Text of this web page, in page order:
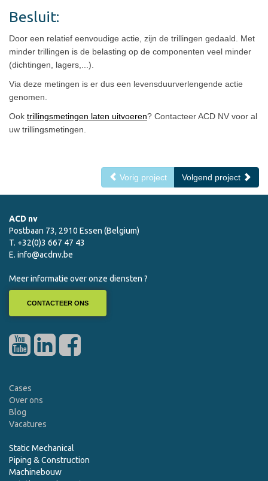
Besluit:
Door een relatief eenvoudige actie, zijn de trillingen gedaald. Met
minder trillingen is de belasting op de componenten veel minder
(dichtingen, lagers,...).
Via deze metingen is er dus een levensduurverlengende actie
genomen.
Ook trillingsmetingen laten uitvoeren? Contacteer ACD NV voor al
uw trillingsmetingen.
Vorig project Volgend project
ACD nv
Postbaan 73, 2910 Essen (Belgium)
T. +32(0)3 667 47 43
E. info@acdnv.be
Meer informatie over onze diensten ?
CONTACTEER ONS
Cases
Over ons
Blog
Vacatures
Static Mechanical
Piping & Construction
Machinebouw